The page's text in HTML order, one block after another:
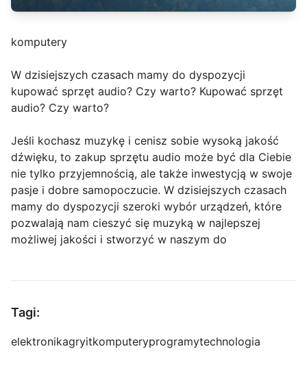
komputery
W dzisiejszych czasach mamy do dyspozycji
kupować sprzęt audio? Czy warto? Kupować sprzęt
audio? Czy warto?
Jeśli kochasz muzykę i cenisz sobie wysoką jakość
dźwięku, to zakup sprzętu audio może być dla Ciebie
nie tylko przyjemnością, ale także inwestycją w swoje
pasje i dobre samopoczucie. W dzisiejszych czasach
mamy do dyspozycji szeroki wybór urządzeń, które
pozwalają nam cieszyć się muzyką w najlepszej
możliwej jakości i stworzyć w naszym do
Tagi:
elektronikagryitkomputeryprogramytechnologia